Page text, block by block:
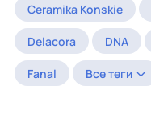
Ceramika Konskie
Delacora DNA
Fanal Все теги